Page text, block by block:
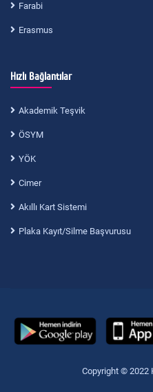
Farabi
Erasmus
Hızlı Bağlantılar
Akademik Teşvik
ÖSYM
YÖK
Cimer
Akıllı Kart Sistemi
Plaka Kayıt/Silme Başvurusu
Copyright © 2022